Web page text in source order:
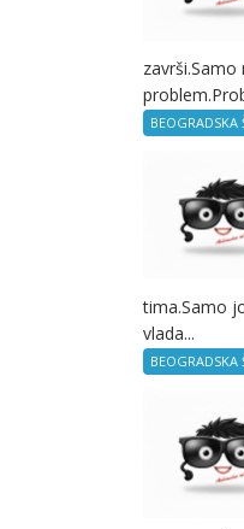
završi.Samo
BEOGRADSKA
tima.Samo
vlada...
BEOGRADSKA